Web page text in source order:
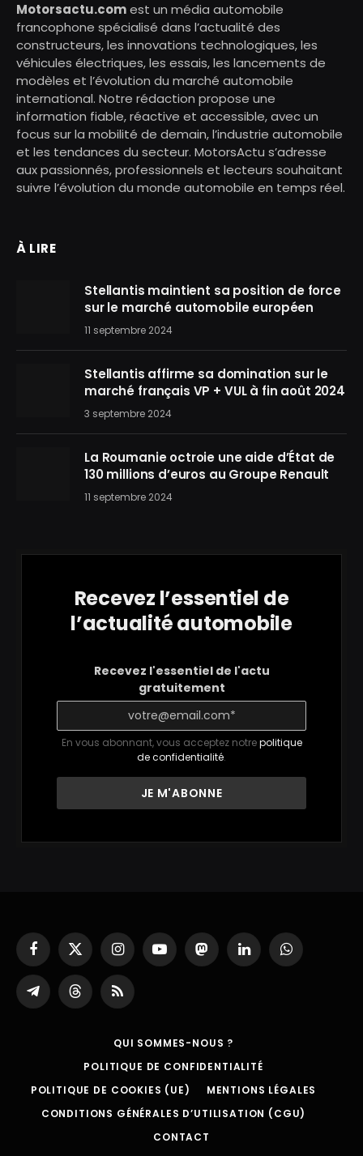
Motorsactu.comest un média automobile
francophone spécialisé dans l’actualité des
constructeurs, les innovations technologiques, les
véhicules électriques, les essais, les lancements de
modèles et l’évolution du marché automobile
international. Notre rédaction propose une
information fiable, réactive et accessible, avec un
focus sur la mobilité de demain, l’industrie automobile
et les tendances du secteur. MotorsActu s’adresse
aux passionnés, professionnels et lecteurs souhaitant
suivre l’évolution du monde automobile en temps réel.
À LIRE
Stellantis maintient sa position de force
sur le marché automobile européen
11 septembre 2024
Stellantis affirme sa domination sur le
marché français VP + VUL à fin août 2024
3 septembre 2024
La Roumanie octroie une aide d’État de
130 millions d’euros au Groupe Renault
11 septembre 2024
Recevez l’essentiel de
l’actualité automobile
Recevez l'essentiel de l'actu
gratuitement
En vous abonnant, vous acceptez notrepolitique
de confidentialité.
Facebook
X
(Twitter)
InstagramYouTubeMastodonLinkedInWhatsApp
Partager
sur
ThreadsRSS
QUI SOMMES-NOUS ?
POLITIQUE DE CONFIDENTIALITÉ
POLITIQUE DE COOKIES (UE)
MENTIONS LÉGALES
CONDITIONS GÉNÉRALES D’UTILISATION (CGU)
CONTACT